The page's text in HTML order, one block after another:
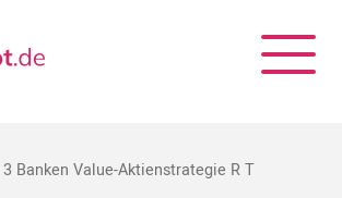
3 Banken Value-Aktienstrategie R T